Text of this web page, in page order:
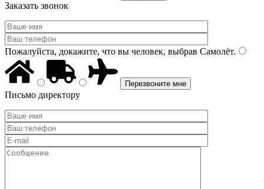
Заказать звонок
Пожалуйста, докажите, что вы человек, выбрав Самолёт.
Письмо директору